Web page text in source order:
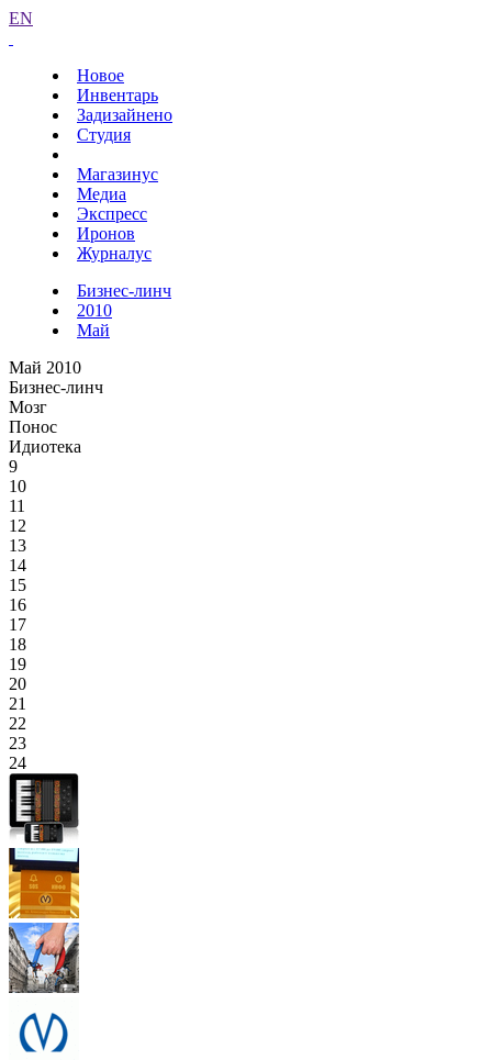
EN
Новое
Инвентарь
Задизайнено
Студия
Магазинус
Медиа
Экспресс
Иронов
Журналус
Бизнес-линч
2010
Май
Май 2010
Бизнес-линч
Мозг
Понос
Идиотека
9
10
11
12
13
14
15
16
17
18
19
20
21
22
23
24